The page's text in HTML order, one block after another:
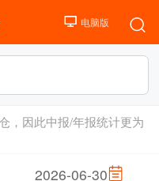
，因此中报/年报统计更为
2026-06-30